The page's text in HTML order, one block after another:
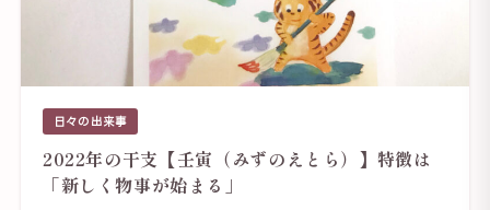
日々の出来事
2022年の干支【壬寅（みずのえとら）】特徴は
「新しく物事が始まる」